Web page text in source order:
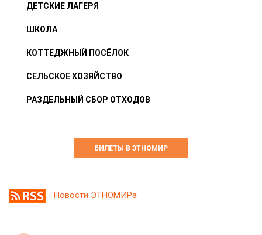
ДЕТСКИЕ ЛАГЕРЯ
ШКОЛА
КОТТЕДЖНЫЙ ПОСЁЛОК
СЕЛЬСКОЕ ХОЗЯЙСТВО
РАЗДЕЛЬНЫЙ СБОР ОТХОДОВ
БИЛЕТЫ В ЭТНОМИР
Новости ЭТНОМИРа